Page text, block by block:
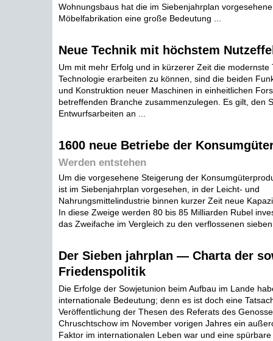
Wohnungsbaus hat die im Siebenjahrplan
Möbelfabrikation eine große Bedeutung ...
Neue Technik mit höchstem
Um mit mehr Erfolg und in kürzerer Zeit die modernste
Technologie erarbeiten zu können, sind die beiden
und Konstruktion neuer Maschinen in einheitlichen
betreffenden Branche zusammenzulegen. Es gilt, den
Entwurfsarbeiten an ...
1600 neue Betriebe der
Werden entstehen
Um die vorgesehene Steigerung der
ist im Siebenjahrplan vorgesehen, in der Leicht- und
Nahrungsmittelindustrie binnen kurzer Zeit neue
In diese Zweige werden 80 bis 85 Milliarden Rubel
das Zweifache im Vergleich zu den verflossenen
Der Sieben jahrplan — Charta der
Friedenspolitik
Die Erfolge der Sowjetunion beim Aufbau im Lande
internationale Bedeutung; denn es ist doch eine
Veröffentlichung der Thesen des Referats des
Chruschtschow im November vorigen Jahres ein
Faktor im internationalen Leben war und eine